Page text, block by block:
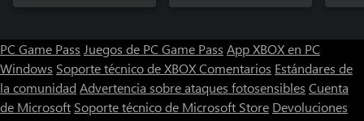
PC Game Pass Juegos de PC Game Pass App XBOX en PC
Windows Soporte técnico de XBOXComentarios Estándares de
la comunidad Advertencia sobre ataques fotosensibles Cuenta
de Microsoft Soporte técnico de Microsoft Store Devoluciones